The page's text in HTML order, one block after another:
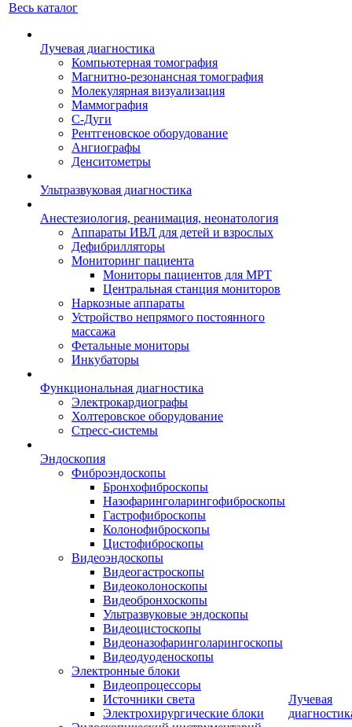
Весь каталог
Лучевая диагностика
Компьютерная томография
Магнитно-резонансная томография
Молекулярная визуализация
Маммография
С-Дуги
Рентгеновское оборудование
Ангиографы
Денситометры
Ультразвуковая диагностика
Анестезиология, реанимация, неонатология
Аппараты ИВЛ для детей и взрослых
Дефибрилляторы
Мониторинг пациента
Мониторы пациентов для МРТ
Центральная станция мониторов
Наркозные аппараты
Устройство непрямого постоянного
массажа
Фетальные мониторы
Инкубаторы
Функциональная диагностика
Электрокардиографы
Холтеровское оборудование
Стресс-системы
Эндоскопия
Фиброэндоскопы
Бронхофиброскопы
Назофаринголарингофиброскопы
Гастрофиброскопы
Колонофиброскопы
Цистофиброскопы
Видеоэндоскопы
Видеогастроскопы
Видеоколоноскопы
Видеобронхоскопы
Ультразвуковые эндоскопы
Видеоцистоскопы
Видеоназофаринголарингоскопы
Видеодуоденоскопы
Электронные блоки
Видеопроцессоры
Источники света
Электрохирургические блоки
Лучевая